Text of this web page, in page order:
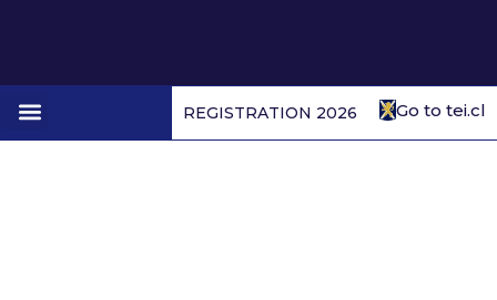
Go to tei.cl
REGISTRATION 2026